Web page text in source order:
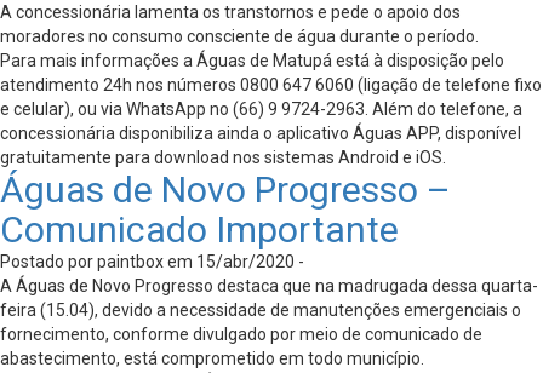
A concessionária lamenta os transtornos e pede o apoio dos
moradores no consumo consciente de água durante o período.
Para mais informações a Águas de Matupá está à disposição pelo
atendimento 24h nos números 0800 647 6060 (ligação de telefone fixo
e celular), ou via WhatsApp no (66) 9 9724-2963. Além do telefone, a
concessionária disponibiliza ainda o aplicativo Águas APP, disponível
gratuitamente para download nos sistemas Android e iOS.
Águas de Novo Progresso –
Comunicado Importante
Postado por paintbox em 15/abr/2020 -
A Águas de Novo Progresso destaca que na madrugada dessa quarta-
feira (15.04), devido a necessidade de manutenções emergenciais o
fornecimento, conforme divulgado por meio de comunicado de
abastecimento, está comprometido em todo município.